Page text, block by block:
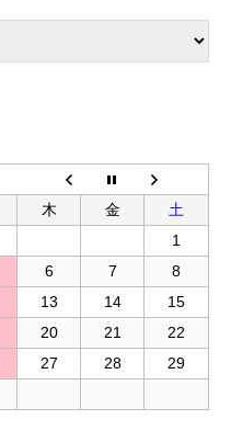
木 金
土
1
6 7
8
13 14
15
20 21
22
27 28
29